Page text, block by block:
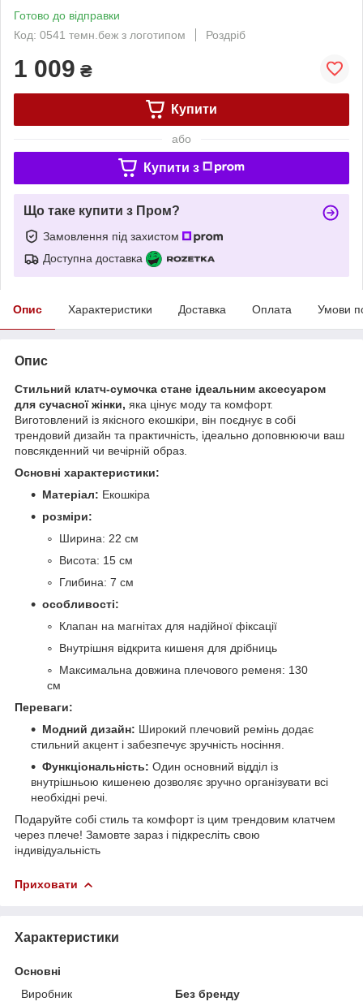
Готово до відправки
Код: 0541 темн.беж з логотипом
Роздріб
1 009 ₴
Купити
або
Купити з
Що таке купити з Пром?
Замовлення під захистом
Доступна доставка
Опис Характеристики Доставка Оплата Умови
Опис
Стильний клатч-сумочка стане ідеальним аксесуаром
для сучасної жінки, яка цінує моду та комфорт.
Виготовлений із якісного екошкіри, він поєднує в собі
трендовий дизайн та практичність, ідеально доповнюючи ваш
повсякденний чи вечірній образ.
Основні характеристики:
Матеріал: Екошкіра
розміри:
Ширина: 22 см
Висота: 15 см
Глибина: 7 см
особливості:
Клапан на магнітах для надійної фіксації
Внутрішня відкрита кишеня для дрібниць
Максимальна довжина плечового ременя: 130
см
Переваги:
Модний дизайн: Широкий плечовий ремінь додає
стильний акцент і забезпечує зручність носіння.
Функціональність: Один основний відділ із
внутрішньою кишенею дозволяє зручно організувати всі
необхідні речі.
Подаруйте собі стиль та комфорт із цим трендовим клатчем
через плече! Замовте зараз і підкресліть свою
індивідуальність
Приховати
Характеристики
Основні
Виробник
Без бренду